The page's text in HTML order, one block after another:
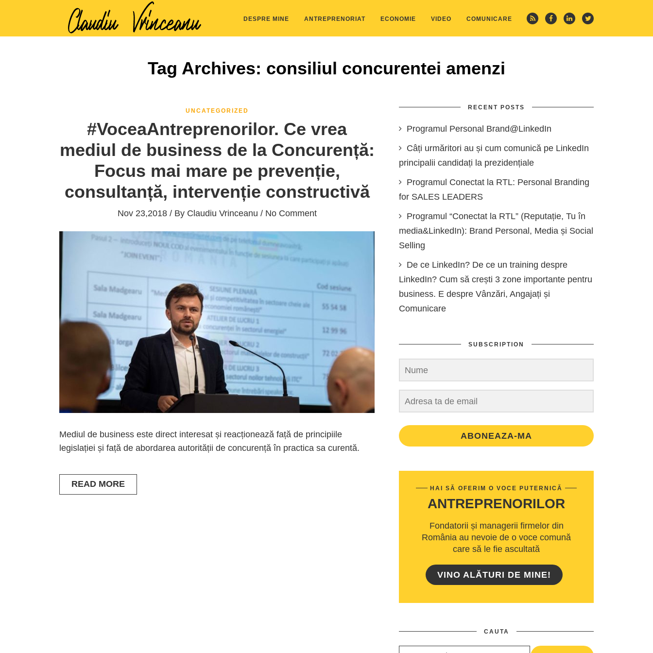
DESPRE MINE ANTREPRENORIAT ECONOMIE VIDEO COMUNICARE
Tag Archives: consiliul concurentei amenzi
UNCATEGORIZED
#VoceaAntreprenorilor. Ce vrea
mediul de business de la Concurență:
Focus mai mare pe prevenție,
consultanță, intervenție constructivă
Nov 23,2018 / By Claudiu Vrinceanu / No Comment
Mediul de business este direct interesat și reacționează față de principiile
legislației și față de abordarea autorității de concurență în practica sa curentă.
READ MORE
RECENT POSTS
Programul Personal Brand@LinkedIn
Câți urmăritori au și cum comunică pe LinkedIn
principalii candidați la prezidențiale
Programul Conectat la RTL: Personal Branding
for SALES LEADERS
Programul “Conectat la RTL” (Reputație, Tu în
media&LinkedIn): Brand Personal, Media și Social
Selling
De ce LinkedIn? De ce un training despre
LinkedIn? Cum să crești 3 zone importante pentru
business. E despre Vânzări, Angajați și
Comunicare
SUBSCRIPTION
ABONEAZA-MA
HAI SĂ OFERIM O VOCE PUTERNICĂ
ANTREPRENORILOR
Fondatorii și managerii firmelor din
România au nevoie de o voce comună
care să le fie ascultată
VINO ALĂTURI DE MINE!
CAUTA